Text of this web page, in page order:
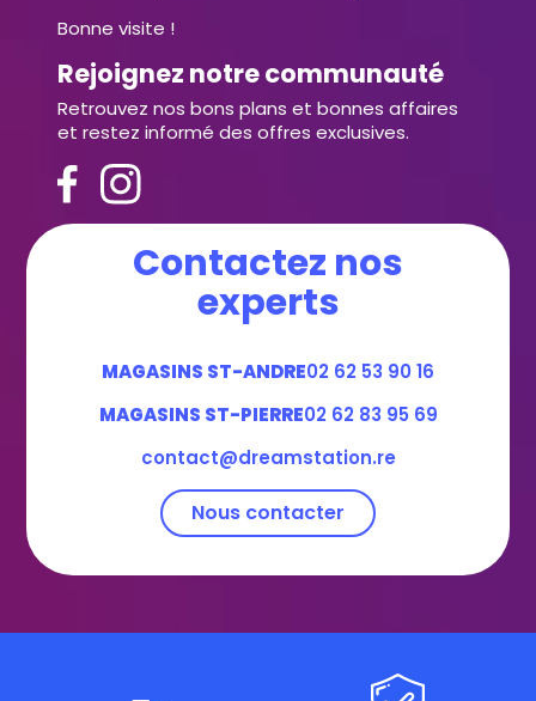
Bonne visite !
Rejoignez notre communauté
Retrouvez nos bons plans et bonnes affaires
et restez informé des offres exclusives.
Contactez nos
experts
MAGASINS ST-ANDRE02 62 53 90 16
MAGASINS ST-PIERRE02 62 83 95 69
contact@dreamstation.re
Nous contacter